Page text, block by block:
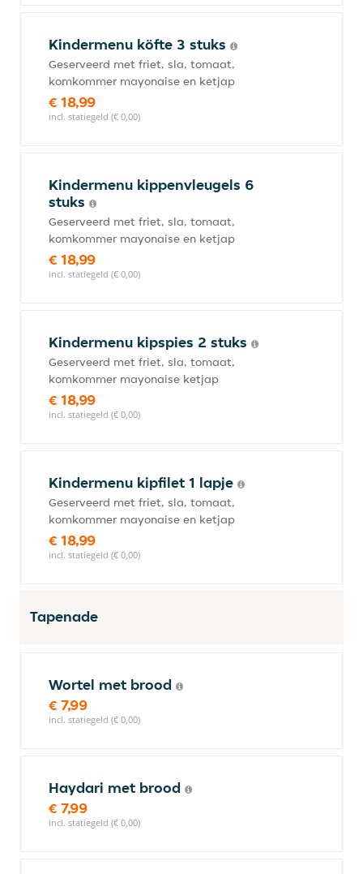
Kindermenu köfte 3 stuks
Geserveerd met friet, sla, tomaat,
komkommer mayonaise en ketjap
€ 18,99
incl. statiegeld (€ 0,00)
Kindermenu kippenvleugels 6
stuks
Geserveerd met friet, sla, tomaat,
komkommer mayonaise en ketjap
€ 18,99
incl. statiegeld (€ 0,00)
Kindermenu kipspies 2 stuks
Geserveerd met friet, sla, tomaat,
komkommer mayonaise ketjap
€ 18,99
incl. statiegeld (€ 0,00)
Kindermenu kipfilet 1 lapje
Geserveerd met friet, sla, tomaat,
komkommer mayonaise en ketjap
€ 18,99
incl. statiegeld (€ 0,00)
Tapenade
Wortel met brood
€ 7,99
incl. statiegeld (€ 0,00)
Haydari met brood
€ 7,99
incl. statiegeld (€ 0,00)